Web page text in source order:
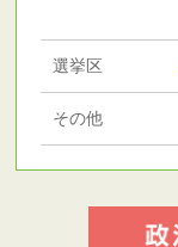
選挙区
その他